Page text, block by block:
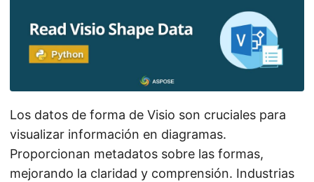
Los datos de forma de Visio son cruciales para
visualizar información en diagramas.
Proporcionan metadatos sobre las formas,
mejorando la claridad y comprensión. Industrias